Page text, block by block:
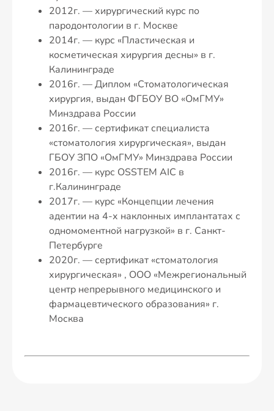
2012г. — хирургический курс по
пародонтологии в г. Москве
2014г. — курс «Пластическая и
косметическая хирургия десны» в г.
Калининграде
2016г. — Диплом «Стоматологическая
хирургия, выдан ФГБОУ ВО «ОмГМУ»
Минздрава России
2016г. — сертификат специалиста
«стоматология хирургическая», выдан
ГБОУ ЗПО «ОмГМУ» Минздрава России
2016г. — курс OSSTEM AIC в
г.Калининграде
2017г. — курс «Концепции лечения
адентии на 4-х наклонных имплантатах с
одномоментной нагрузкой» в г. Санкт-
Петербурге
2020г. — сертификат «стоматология
хирургическая» , ООО «Межрегиональный
центр непрерывного медицинского и
фармацевтического образования» г.
Москва